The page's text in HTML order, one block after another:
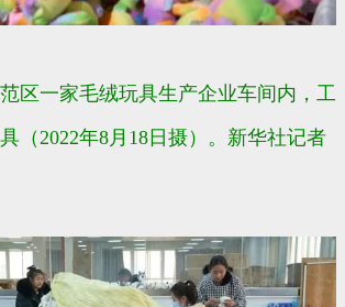
区一家毛绒玩具生产企业车间内，工
（2022年8月18日摄）。新华社记者